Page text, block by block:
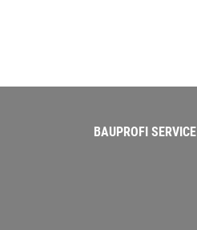
BAUPROFI SERVICE